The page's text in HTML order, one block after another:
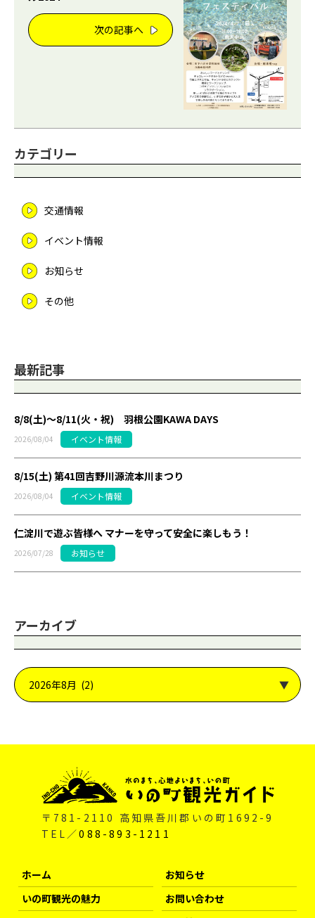
次の記事へ
カテゴリー
交通情報
イベント情報
お知らせ
その他
最新記事
8/8(土)～8/11(火・祝) 羽根公園KAWA DAYS
2026/08/04 イベント情報
8/15(土) 第41回吉野川源流本川まつり
2026/08/04 イベント情報
仁淀川で遊ぶ皆様へ マナーを守って安全に楽しもう！
2026/07/28 お知らせ
アーカイブ
〒781-2110 高知県吾川郡いの町1692-9
TEL／088-893-1211
ホーム
いの町観光の魅力
お知らせ
お問い合わせ